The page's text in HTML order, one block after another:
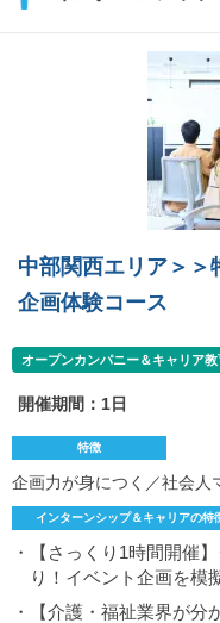
中部関西エリア＞＞
企画体験コース
オープンカンパニー＆キャリア
開催期間：1日
特徴
企画力が身につく／社会人
インターンシップ＆キャリアの特
・【さっくり1時間開催
り！イベント企画を模
・【介護・福祉業界が分